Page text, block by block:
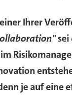
Ihrer
sei
je auf eine